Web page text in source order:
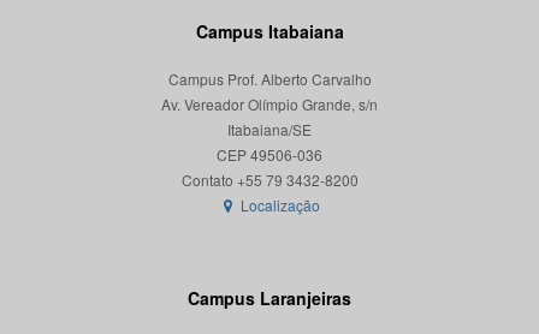
Campus Itabaiana
Campus Prof. Alberto Carvalho
Av. Vereador Olímpio Grande, s/n
Itabaiana/SE
CEP 49506-036
Localização
Campus Laranjeiras